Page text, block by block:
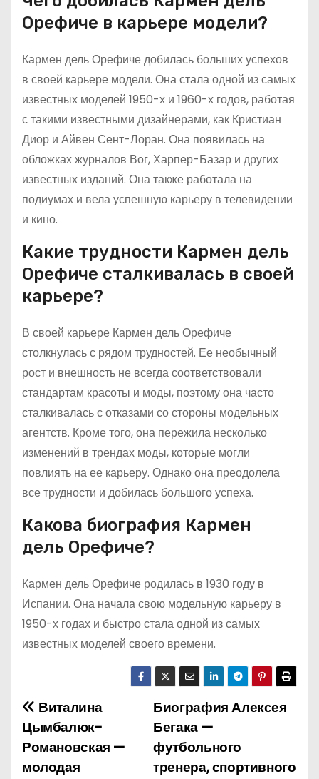
Орефиче в карьере модели?
Кармен дель Орефиче добилась больших успехов
в своей карьере модели. Она стала одной из самых
известных моделей 1950-х и 1960-х годов, работая
с такими известными дизайнерами, как Кристиан
Диор и Айвен Сент-Лоран. Она появилась на
обложках журналов Вог, Харпер-Базар и других
известных изданий. Она также работала на
подиумах и вела успешную карьеру в телевидении
и кино.
Какие трудности Кармен дель
Орефиче сталкивалась в своей
карьере?
В своей карьере Кармен дель Орефиче
столкнулась с рядом трудностей. Ее необычный
рост и внешность не всегда соответствовали
стандартам красоты и моды, поэтому она часто
сталкивалась с отказами со стороны модельных
агентств. Кроме того, она пережила несколько
изменений в трендах моды, которые могли
повлиять на ее карьеру. Однако она преодолела
все трудности и добилась большого успеха.
Какова биография Кармен
дель Орефиче?
Кармен дель Орефиче родилась в 1930 году в
Испании. Она начала свою модельную карьеру в
1950-х годах и быстро стала одной из самых
известных моделей своего времени.
Н
а
в
Биография Алексея
Бегака —
футбольного
тренера, спортивного
Виталина
Цымбалюк-
Романовская —
молодая